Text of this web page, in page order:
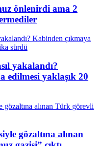
önlenirdi ama 2
yakalandı?
edilmesi yaklaşık 20
gözaltına alınan